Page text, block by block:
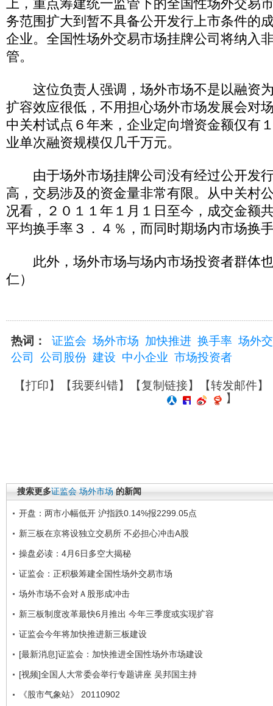
上，重点筹建统一监管下的全国性场外交易
务范围扩大到暂不具备公开发行上市条件的
企业。全国性场外交易市场挂牌公司将纳入
管。
这位负责人强调，场外市场不是以融资
扩容效应很低，不用担心场外市场发展会对
中关村试点６年来，企业定向增资金额仅有
业单次融资规模仅几千万元。
由于场外市场挂牌公司没有经过公开发
高，交易涉及的资金量非常有限。从中关村
况看，２０１１年１月１日至今，成交金额
平均换手率３．４％，而同时期场内市场换
此外，场外市场与场内市场投资者群体
仁）
热词： 证监会 场外市场 加快推进 换手率 场外
公司
公司股份 建设 中小企业 市场投资者
【打印】【我要纠错】【复制链接】【转发邮件】
】
搜索更多证监会 场外市场 的新闻
开盘：两市小幅低开 沪指跌0.14%报2299.05点
新三板在京将设独立交易所 不必担心冲击A股
操盘必读：4月6日多空大揭秘
证监会：正积极筹建全国性场外交易市场
场外市场不会对Ａ股形成冲击
新三板制度改革最快6月推出 今年三季度或实现扩容
证监会今年将加快推进新三板建设
[最新消息]证监会：加快推进全国性场外市场建设
[视频]全国人大常委会举行专题讲座 吴邦国主持
《股市气象站》 20110902